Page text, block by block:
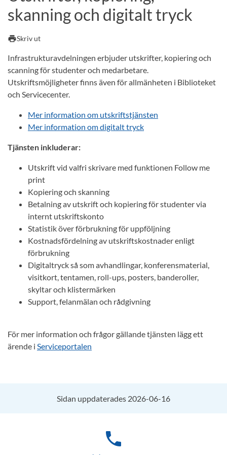
skanning och digitalt tryck
printSkriv ut
Infrastrukturavdelningen erbjuder utskrifter, kopiering och
scanning för studenter och medarbetare.
Utskriftsmöjligheter finns även för allmänheten i Biblioteket
och Servicecenter.
Mer information om utskriftstjänsten
Mer information om digitalt tryck
Tjänsten inkluderar:
Utskrift vid valfri skrivare med funktionen Follow me
print
Kopiering och skanning
Betalning av utskrift och kopiering för studenter via
internt utskriftskonto
Statistik över förbrukning för uppföljning
Kostnadsfördelning av utskriftskostnader enligt
förbrukning
Digitaltryck så som avhandlingar, konferensmaterial,
visitkort, tentamen, roll-ups, posters, banderoller,
skyltar och klistermärken
Support, felanmälan och rådgivning
För mer information och frågor gällande tjänsten lägg ett
ärende i Serviceportalen
Sidan uppdaterades 2026-06-16
phone